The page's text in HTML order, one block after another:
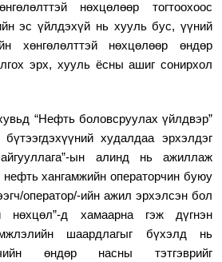
нөхцөлөөр тогтоохоос
эс үйлдэхүй нь хууль бус, үүний
хөнгөлөлттэй нөхцөлөөр өндөр
эрх, хууль ёсны ашиг сонирхол
“Нефть боловсруулах үйлдвэр”
худалдаа эрхэлдэг
ын алинд нь ажиллаж
нефть хангамжийн операторчин буюу
оператор/-ийн ажил эрхэлсэн бол
нөхцөл”-д хамаарна гэж дүгнэн
шаардлагыг бүхэлд нь
өндөр насны тэтгэврийг